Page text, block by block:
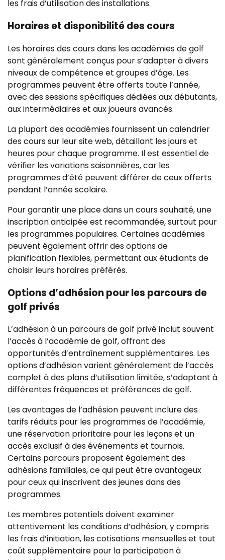
les frais d’utilisation des installations.
Horaires et disponibilité des cours
Les horaires des cours dans les académies de golf
sont généralement conçus pour s’adapter à divers
niveaux de compétence et groupes d’âge. Les
programmes peuvent être offerts toute l’année,
avec des sessions spécifiques dédiées aux débutants,
aux intermédiaires et aux joueurs avancés.
La plupart des académies fournissent un calendrier
des cours sur leur site web, détaillant les jours et
heures pour chaque programme. Il est essentiel de
vérifier les variations saisonnières, car les
programmes d’été peuvent différer de ceux offerts
pendant l’année scolaire.
Pour garantir une place dans un cours souhaité, une
inscription anticipée est recommandée, surtout pour
les programmes populaires. Certaines académies
peuvent également offrir des options de
planification flexibles, permettant aux étudiants de
choisir leurs horaires préférés.
Options d’adhésion pour les parcours de
golf privés
L’adhésion à un parcours de golf privé inclut souvent
l’accès à l’académie de golf, offrant des
opportunités d’entraînement supplémentaires. Les
options d’adhésion varient généralement de l’accès
complet à des plans d’utilisation limitée, s’adaptant à
différentes fréquences et préférences de golf.
Les avantages de l’adhésion peuvent inclure des
tarifs réduits pour les programmes de l’académie,
une réservation prioritaire pour les leçons et un
accès exclusif à des événements et tournois.
Certains parcours proposent également des
adhésions familiales, ce qui peut être avantageux
pour ceux qui inscrivent des jeunes dans des
programmes.
Les membres potentiels doivent examiner
attentivement les conditions d’adhésion, y compris
les frais d’initiation, les cotisations mensuelles et tout
coût supplémentaire pour la participation à